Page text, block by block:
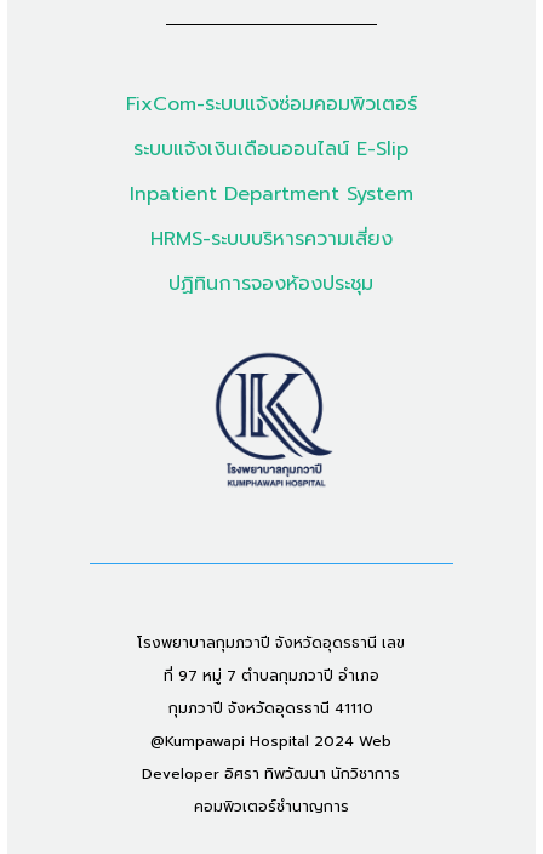
FixCom-ระบบแจ้งซ่อมคอมพิวเตอร์
ระบบแจ้งเงินเดือนออนไลน์ E-Slip
Inpatient Department System
HRMS-ระบบบริหารความเสี่ยง
ปฏิทินการจองห้องประชุม
โรงพยาบาลกุมภวาปี จังหวัดอุดรธานี เลข
ที่ 97 หมู่ 7 ตำบลกุมภวาปี อำเภอ
กุมภวาปี จังหวัดอุดรธานี 41110
@Kumpawapi Hospital 2024 Web
Developer อิศรา ทิพวัฒนา นักวิชาการ
คอมพิวเตอร์ชำนาญการ